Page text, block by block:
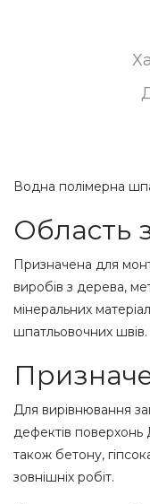
Водна полімерна
Область
Призначена для
виробів з дерева,
мінеральних
шпатльовочних швів.
Для вирівнювання
дефектів
також бетону,
зовнішніх робіт.